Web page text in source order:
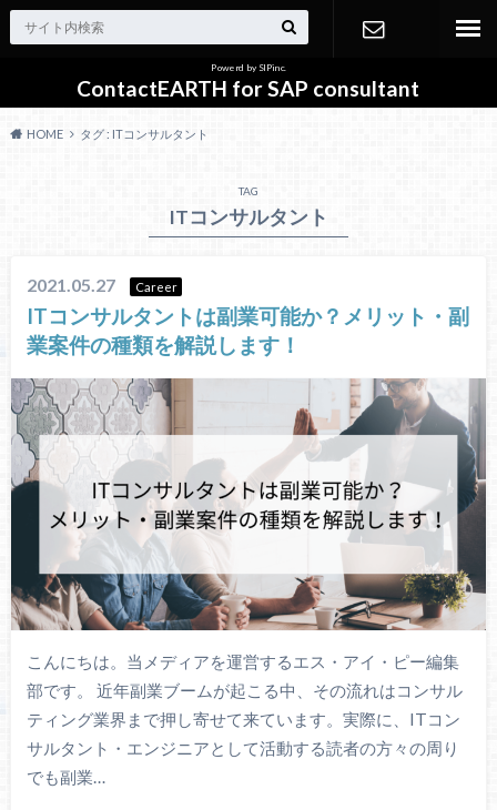
Powerd by SIPinc.
ContactEARTH for SAP consultant
非公開案件
HOME タグ : ITコンサルタント
TAG
ITコンサルタント
2021.05.27 Career
ITコンサルタントは副業可能か？メリット・副
業案件の種類を解説します！
こんにちは。当メディアを運営するエス・アイ・ピー編集
部です。 近年副業ブームが起こる中、その流れはコンサル
ティング業界まで押し寄せて来ています。実際に、ITコン
サルタント・エンジニアとして活動する読者の方々の周り
でも副業…